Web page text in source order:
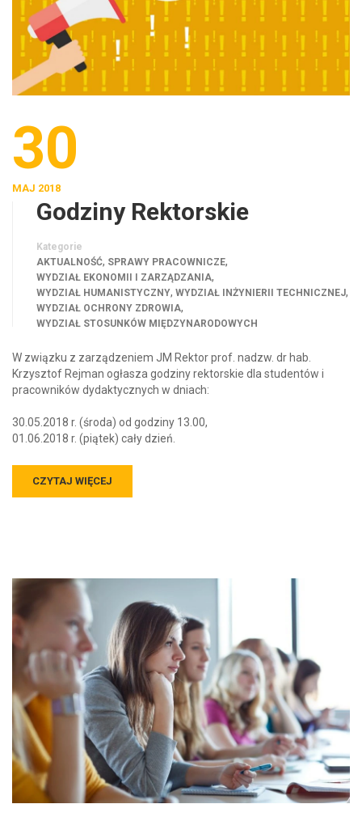
30
MAJ 2018
Godziny Rektorskie
Kategorie
AKTUALNOŚĆ, SPRAWY PRACOWNICZE,
WYDZIAŁ EKONOMII I ZARZĄDZANIA,
WYDZIAŁ HUMANISTYCZNY, WYDZIAŁ INŻYNIERII TECHNICZNEJ,
WYDZIAŁ OCHRONY ZDROWIA,
WYDZIAŁ STOSUNKÓW MIĘDZYNARODOWYCH
W związku z zarządzeniem JM Rektor prof. nadzw. dr hab.
Krzysztof Rejman ogłasza godziny rektorskie dla studentów i
pracowników dydaktycznych w dniach:
30.05.2018 r. (środa) od godziny 13.00,
01.06.2018 r. (piątek) cały dzień.
CZYTAJ WIĘCEJ